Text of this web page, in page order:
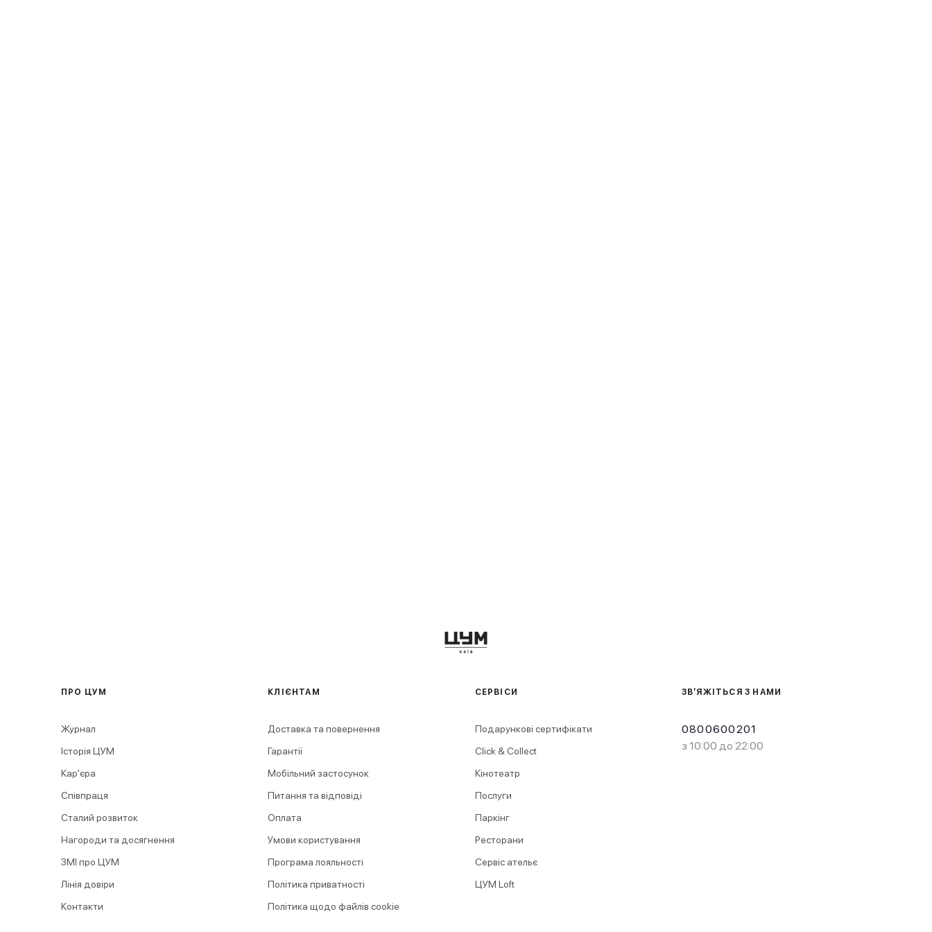
ЗВ’ЯЖІТЬСЯ З НАМИ
0800600201
з 10:00 до 22:00
ПРО ЦУМ
Журнал
Історія ЦУМ
Кар'єра
Співпраця
Сталий розвиток
Нагороди та досягнення
ЗМІ про ЦУМ
Лінія довіри
Контакти
КЛІЄНТАМ
Доставка та повернення
Гарантії
Мобільний застосунок
Питання та відповіді
Оплата
Умови користування
Програма лояльності
Політика приватності
Політика щодо файлів cookie
СЕРВІСИ
Подарункові сертифікати
Click & Collect
Кінотеатр
Послуги
Паркінг
Ресторани
Сервіс ательє
ЦУМ Loft